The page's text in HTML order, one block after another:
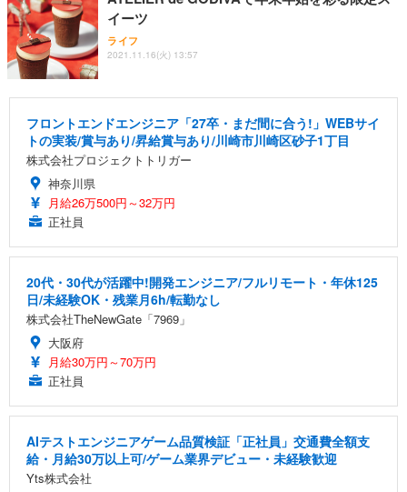
イーツ
ライフ
2021.11.16(火) 13:57
フロントエンドエンジニア「27卒・まだ間に合う!」WEBサイ
トの実装/賞与あり/昇給賞与あり/川崎市川崎区砂子1丁目
株式会社プロジェクトトリガー
神奈川県
月給26万500円～32万円
正社員
20代・30代が活躍中!開発エンジニア/フルリモート・年休125
日/未経験OK・残業月6h/転勤なし
株式会社TheNewGate「7969」
大阪府
月給30万円～70万円
正社員
AIテストエンジニアゲーム品質検証「正社員」交通費全額支
給・月給30万以上可/ゲーム業界デビュー・未経験歓迎
Yts株式会社